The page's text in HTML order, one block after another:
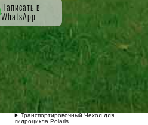
Написать в
WhatsApp
Транспортировочный Чехол для
гидроцикла Polaris